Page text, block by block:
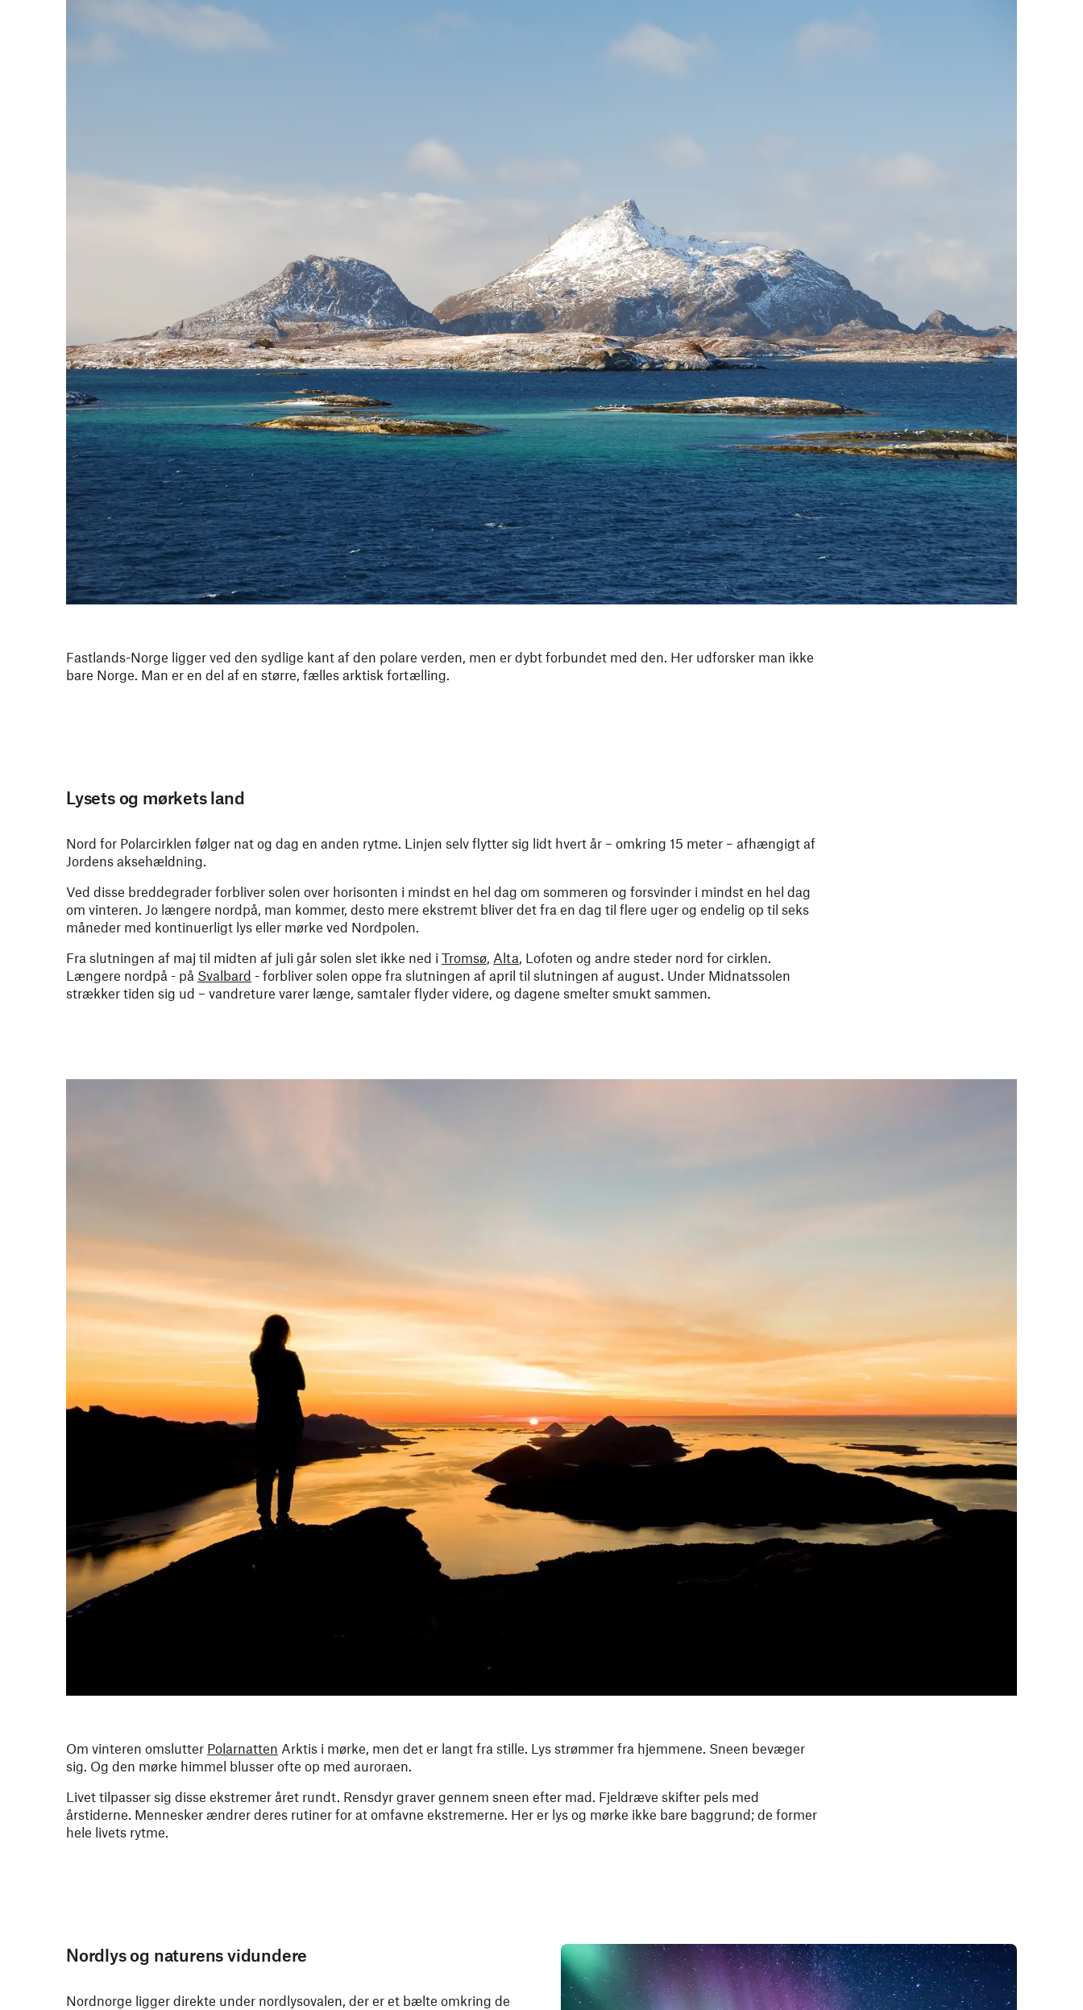
Fastlands-Norge ligger ved den sydlige kant af den polare verden, men er dybt forbundet med den. Her udforsker man ikke
bare Norge. Man er en del af en større, fælles arktisk fortælling.
Lysets og mørkets land
Nord for Polarcirklen følger nat og dag en anden rytme. Linjen selv flytter sig lidt hvert år – omkring 15 meter – afhængigt af
Jordens aksehældning.
Ved disse breddegrader forbliver solen over horisonten i mindst en hel dag om sommeren og forsvinder i mindst en hel dag
om vinteren. Jo længere nordpå, man kommer, desto mere ekstremt bliver det fra en dag til flere uger og endelig op til seks
måneder med kontinuerligt lys eller mørke ved Nordpolen.
Fra slutningen af maj til midten af juli går solen slet ikke ned i Tromsø Alta , Lofoten og andre steder nord for cirklen.
Længere nordpå - på Svalbard - forbliver solen oppe fra slutningen af april til slutningen af august. Under Midnatssolen
strækker tiden sig ud – vandreture varer længe, samtaler flyder videre, og dagene smelter smukt sammen.
Om vinteren omslutter Polarnatten Arktis i mørke, men det er langt fra stille. Lys strømmer fra hjemmene. Sneen bevæger
sig. Og den mørke himmel blusser ofte op med auroraen.
Livet tilpasser sig disse ekstremer året rundt. Rensdyr graver gennem sneen efter mad. Fjeldræve skifter pels med
årstiderne. Mennesker ændrer deres rutiner for at omfavne ekstremerne. Her er lys og mørke ikke bare baggrund; de former
hele livets rytme.
Nordlys og naturens vidundere
Nordnorge ligger direkte under nordlysovalen, der er et bælte omkring de